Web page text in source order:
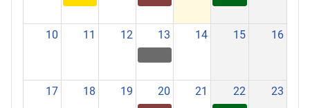
10 11 12 13 14 15 16
17 18 19 20 21 22 23